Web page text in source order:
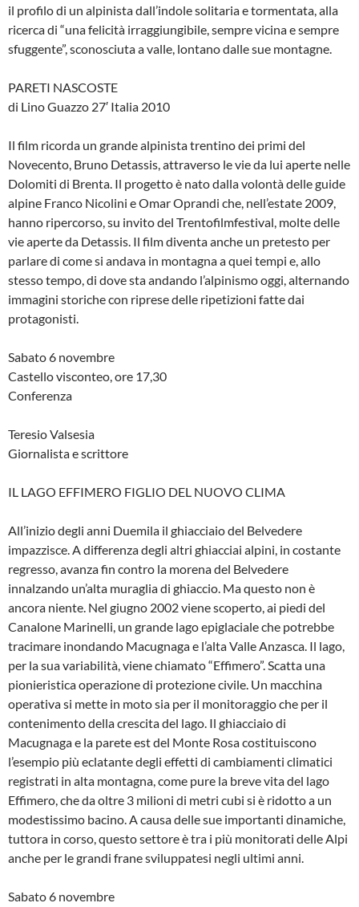
il profilo di un alpinista dall’indole solitaria e tormentata, alla
ricerca di “una felicità irraggiungibile, sempre vicina e sempre
sfuggente”, sconosciuta a valle, lontano dalle sue montagne.
PARETI NASCOSTE
di Lino Guazzo 27′ Italia 2010
Il film ricorda un grande alpinista trentino dei primi del
Novecento, Bruno Detassis, attraverso le vie da lui aperte nelle
Dolomiti di Brenta. Il progetto è nato dalla volontà delle guide
alpine Franco Nicolini e Omar Oprandi che, nell’estate 2009,
hanno ripercorso, su invito del Trentofilmfestival, molte delle
vie aperte da Detassis. Il film diventa anche un pretesto per
parlare di come si andava in montagna a quei tempi e, allo
stesso tempo, di dove sta andando l’alpinismo oggi, alternando
immagini storiche con riprese delle ripetizioni fatte dai
protagonisti.
Sabato 6 novembre
Castello visconteo, ore 17,30
Conferenza
Teresio Valsesia
Giornalista e scrittore
IL LAGO EFFIMERO FIGLIO DEL NUOVO CLIMA
All’inizio degli anni Duemila il ghiacciaio del Belvedere
impazzisce. A differenza degli altri ghiacciai alpini, in costante
regresso, avanza fin contro la morena del Belvedere
innalzando un’alta muraglia di ghiaccio. Ma questo non è
ancora niente. Nel giugno 2002 viene scoperto, ai piedi del
Canalone Marinelli, un grande lago epiglaciale che potrebbe
tracimare inondando Macugnaga e l’alta Valle Anzasca. Il lago,
per la sua variabilità, viene chiamato “Effimero”. Scatta una
pionieristica operazione di protezione civile. Un macchina
operativa si mette in moto sia per il monitoraggio che per il
contenimento della crescita del lago. Il ghiacciaio di
Macugnaga e la parete est del Monte Rosa costituiscono
l’esempio più eclatante degli effetti di cambiamenti climatici
registrati in alta montagna, come pure la breve vita del lago
Effimero, che da oltre 3 milioni di metri cubi si è ridotto a un
modestissimo bacino. A causa delle sue importanti dinamiche,
tuttora in corso, questo settore è tra i più monitorati delle Alpi
anche per le grandi frane sviluppatesi negli ultimi anni.
Sabato 6 novembre